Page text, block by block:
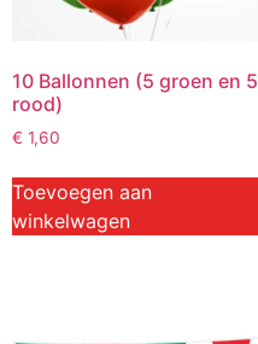
10 Ballonnen (5 groen en 5
rood)
€ 1,60
Toevoegen aan
winkelwagen